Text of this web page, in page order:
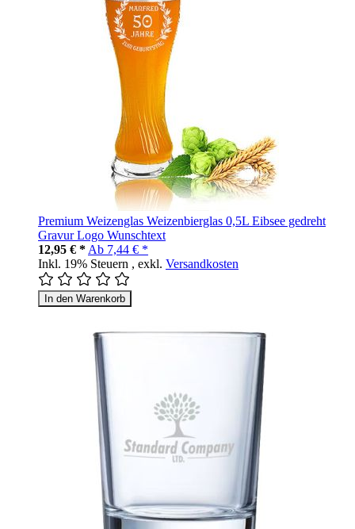
Premium Weizenglas Weizenbierglas 0,5L Eibsee gedreht
Gravur Logo Wunschtext
12,95 € * Ab 7,44 € *
Inkl. 19% Steuern , exkl. Versandkosten
In den Warenkorb